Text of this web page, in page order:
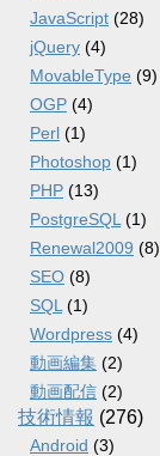
JavaScript (28)
jQuery (4)
MovableType (9)
OGP (4)
Perl (1)
Photoshop (1)
PHP (13)
PostgreSQL (1)
Renewal2009 (8)
SEO (8)
SQL (1)
Wordpress (4)
動画編集 (2)
動画配信 (2)
技術情報 (276)
Android (3)